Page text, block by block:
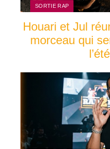
SORTIE RAP
Houari et Jul
morceau qui